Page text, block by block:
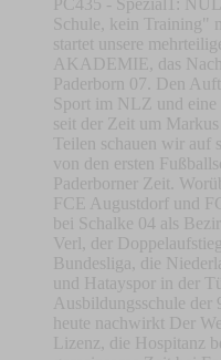
PC435 - Spezial1:
Schule, kein Training"
startet unsere
AKADEMIE, das
Paderborn 07. Den
Sport im NLZ und eine
seit der Zeit um
Teilen schauen wir auf
von den ersten
Paderborner Zeit.
FCE Augustdorf und
bei Schalke 04 als
Verl, der
Bundesliga, die
und Hatayspor in der
Ausbildungsschule der
heute nachwirkt Der
Lizenz, die Hospitanz